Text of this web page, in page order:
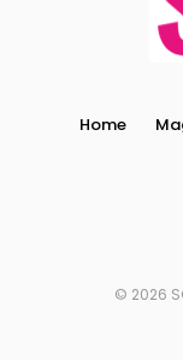
Home
© 2026